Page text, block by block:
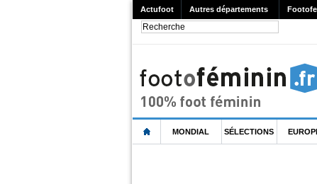
Actufoot Autres départements
MONDIAL SÉLECTIONS